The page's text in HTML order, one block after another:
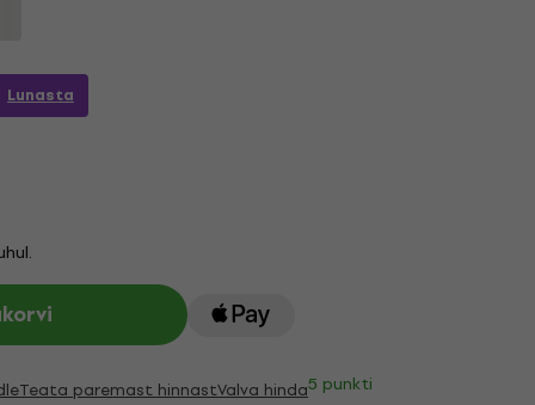
Lunasta
Teata paremast hinnastValva hinda5 punkti